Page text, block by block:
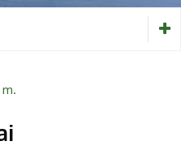
10 metų